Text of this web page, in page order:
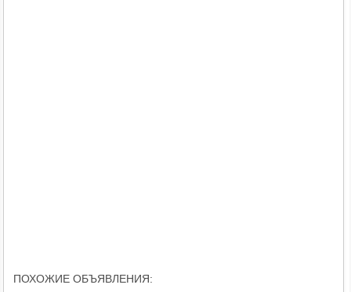
ПОХОЖИЕ ОБЪЯВЛЕНИЯ: